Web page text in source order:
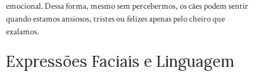
emocional. Dessa forma, mesmo sem percebermos, os cães podem sentir
quando estamos ansiosos, tristes ou felizes apenas pelo cheiro que
exalamos.
Expressões Faciais e Linguagem